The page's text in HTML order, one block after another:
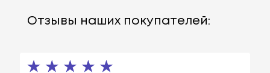
Отзывы наших покупателей: